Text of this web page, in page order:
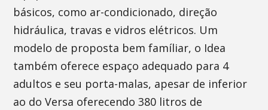
básicos, como ar-condicionado, direção
hidráulica, travas e vidros elétricos. Um
modelo de proposta bem famíliar, o Idea
também oferece espaço adequado para 4
adultos e seu porta-malas, apesar de inferior
ao do Versa oferecendo 380 litros de